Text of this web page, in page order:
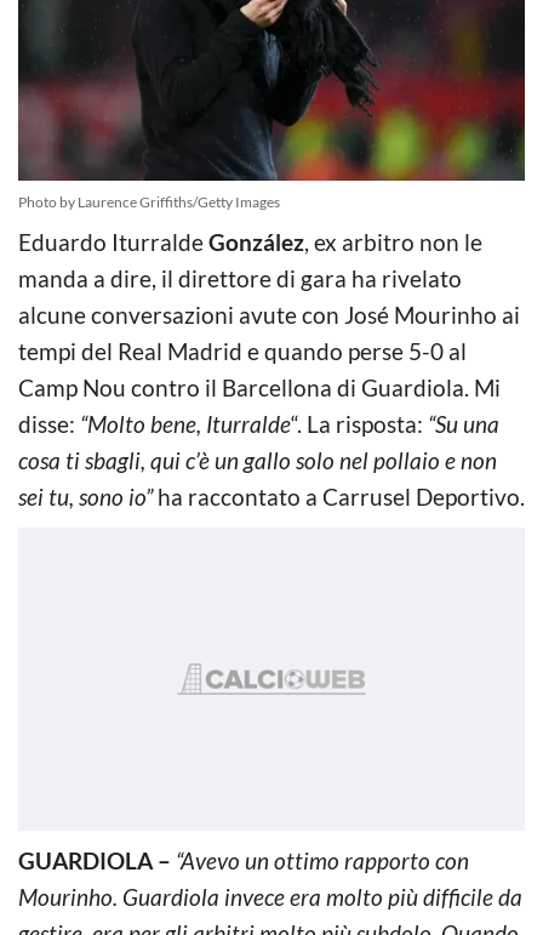
Photo by Laurence Griffiths/Getty Images
Eduardo IturraldeGonzález, ex arbitro non le
manda a dire, il direttore di gara ha rivelato
alcune conversazioni avute con José Mourinho ai
tempi del Real Madrid e quando perse 5-0 al
Camp Nou contro il Barcellona di Guardiola. Mi
disse: “Molto bene, Iturralde“. La risposta: “Su una
cosa ti sbagli, qui c’è un gallo solo nel pollaio e non
sei tu, sono io”ha raccontato a Carrusel Deportivo.
GUARDIOLA – “Avevo un ottimo rapporto con
Mourinho. Guardiola invece era molto più difficile da